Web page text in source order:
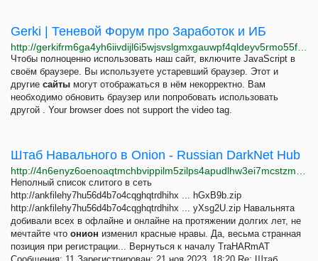
Gerki | Теневой Форум про Заработок и ИБ
Чтобы полноценно использовать наш сайт, включите JavaScript в
своём браузере. Вы используете устаревший браузер. Этот и
другие сайты могут отображаться в нём некорректно. Вам
необходимо обновить браузер или попробовать использовать
другой . Your browser does not support the video tag.
Штаб Навального в Onion - Russian DarkNet Hub
Неполный список слитого в сеть
http://ankfilehy7hu56d4b7o4cqghqtrdhihx ... hGxB9b.zip
http://ankfilehy7hu56d4b7o4cqghqtrdhihx ... yXsg2U.zip Навальнята
добивали всех в офлайне и онлайне на протяжении долгих лет, не
мечтайте что онион изменил красные нравы. Да, весьма странная
позиция при регистрации... Вернуться к началу TraHARmAT